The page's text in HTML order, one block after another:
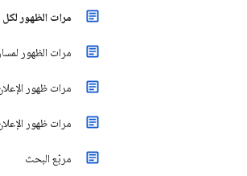
مرات الظهور
مرات الظهور
مرات ظهور
مرات ظهور
مربّع البحث